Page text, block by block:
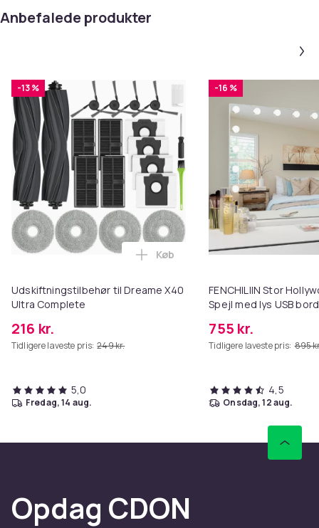
Anbefalede produkter
-13 %
Udskiftningstilbehør til Dreame X40
Ultra Complete
216 kr.
Tidligere laveste pris: 249 kr.
Læg Udskiftningstilbehør til
Køb
5,0
fredag, 14 aug.
-16 %
FENCHILIIN Stor
Spejl med lys USB
755 kr.
Tidligere laveste pris: 895
4,5
onsdag, 12 aug.
Opdag CDON